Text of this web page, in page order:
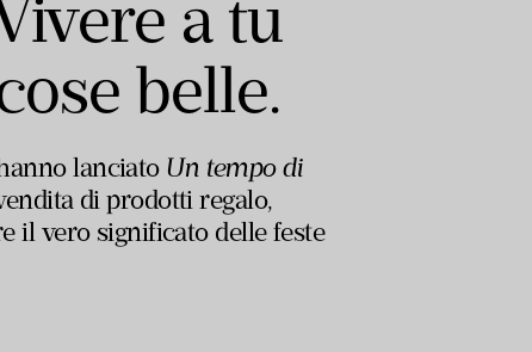
a tu
belle.
lanciato Un tempo di
di prodotti regalo,
il vero significato delle feste